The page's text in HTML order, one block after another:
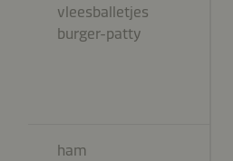
vleesballetjes
burger-patty
ham